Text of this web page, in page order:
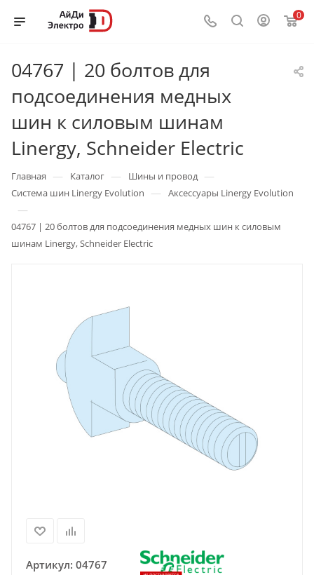
0
04767 | 20 болтов для
подсоединения медных
шин к силовым шинам
Linergy, Schneider Electric
Главная — Каталог — Шины и провод —
Система шин Linergy Evolution — Аксессуары Linergy Evolution
—
04767 | 20 болтов для подсоединения медных шин к силовым
шинам Linergy, Schneider Electric
Артикул: 04767